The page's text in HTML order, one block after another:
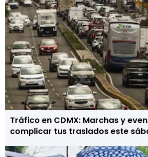
Tráfico en CDMX: Marchas y
complicar tus traslados este